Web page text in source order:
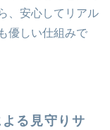
、安心してリアル
優しい仕組みで
る見守りサ